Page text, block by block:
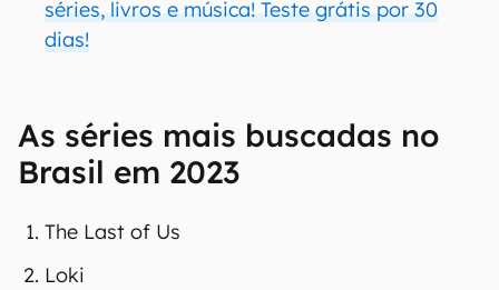
séries, livros e música! Teste grátis por 30
dias!
As séries mais buscadas no
Brasil em 2023
The Last of Us
Loki